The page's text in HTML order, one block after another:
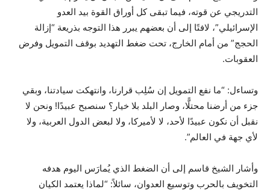
التدريجي عن قوته، فيما تبقى كل أوراق القوة بيد العدو
الإسرائيلي”، لافتًا إلى أن بعضهم يبرر هذا التوجه بذريعة “إزالة
الحجج” من أمام الخارج، تحت ضغط التهديد بوقف التمويل وفرض
العقوبات.
وتساءل: “ما نفع التمويل إن سُلِب قرارنا، وانتهكت سيادتنا، وبقي
جزء من أرضنا محتلًّا، وصار البلد بلا خيار؟ سنصبح عبيدًا! ونحن لا
نقبل أن نكون عبيدًا لأحد، لا لأميركا، ولا لبعض الدول العربية، ولا
لأي جهة في العالم”.
وأشار الشيخ قاسم إلى أن الضغط الذي يُمارَس اليوم هدفه
التخويف بالحرب وتوسيع العدوان، سائلاً: “لماذا يعتمد الكيان